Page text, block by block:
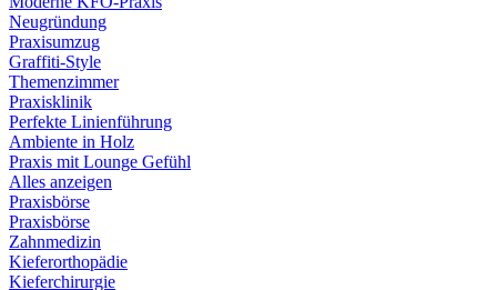
Neugründung
Praxisumzug
Graffiti-Style
Themenzimmer
Praxisklinik
Perfekte Linienführung
Ambiente in Holz
Praxis mit Lounge Gefühl
Alles anzeigen
Praxisbörse
Praxisbörse
Zahnmedizin
Kieferorthopädie
Kieferchirurgie